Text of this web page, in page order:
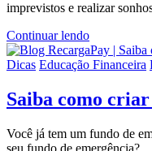
imprevistos e realizar
Continuar lendo
Dicas Educação Financeira
Saiba como
Você já tem um fundo de
seu fundo de emergência?